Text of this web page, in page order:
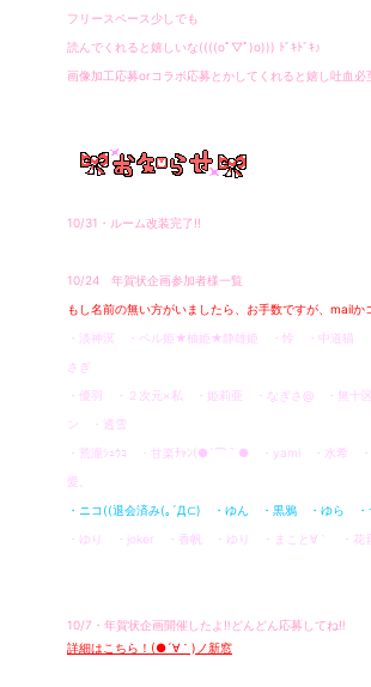
フリースペース少しでも
読んでくれると嬉しいな((((oﾟ▽ﾟ)o))) ﾄﾞｷﾄﾞｷ♪
画像加工応募orコラボ応募とかしてくれると嬉し吐血
10/31・ルーム改装完了!!
10/24 年賀状企画参加者様一覧
もし名前の無い方がいましたら、お手数ですが、mail
・淡神溟 ・ベル姫★柚姫★静雄姫 ・怜 ・中道猫
さぎ
・優羽 ・２次元×私 ・姫莉亜 ・なぎさ@ ・無十
ン ・透雪
・荒瀧ｼｭｳｺ ・甘楽ﾁｬﾝ(●´⌒｀● ・yami ・水希
愛。
・ニコ((退会済み(｡´Д⊂) ・ゆん ・黒鴉 ・ゆら ・
・ゆり ・joker ・香帆 ・ゆり ・まこと∀｀
10/7・年賀状企画開催したよ‼どんどん応募してね‼
詳細はこちら！(●´∀｀)ノ新窓